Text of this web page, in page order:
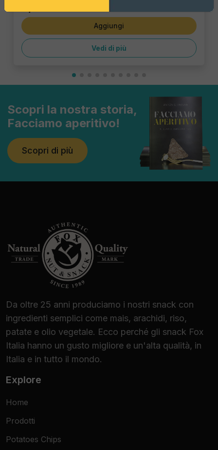
Aggiungi
Vedi di più
Scopri la nostra storia,
Facciamo aperitivo!
Scopri di più
Da oltre 25 anni produciamo i nostri snack con
ingredienti semplici come mais, arachidi, riso,
patate e olio vegetale. Ecco perché gli snack Fox
Italia hanno un gusto migliore e un'alta qualità, in
Italia e in tutto il mondo.
Explore
Home
Prodotti
Potatoes Chips